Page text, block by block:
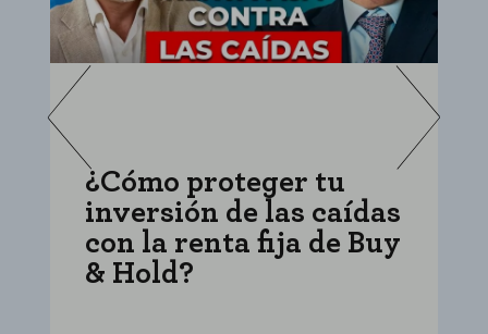
¿Cómo proteger tu
inversión de las caídas
con la renta fija de Buy
& Hold?